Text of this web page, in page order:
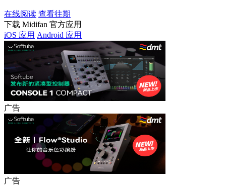
在线阅读 查看往期
下载 Midifan 官方应用
iOS 应用 Android 应用
广告
广告